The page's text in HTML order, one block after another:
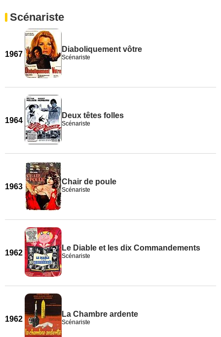
Scénariste
1967
Diaboliquement vôtre
Scénariste
1964
Deux têtes folles
Scénariste
1963
Chair de poule
Scénariste
1962
Le Diable et les dix Commandements
Scénariste
1962
La Chambre ardente
Scénariste